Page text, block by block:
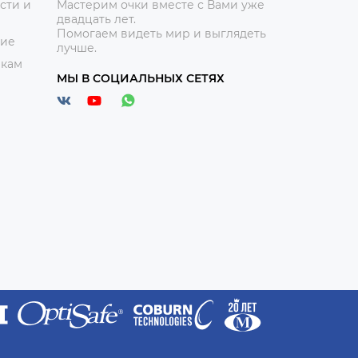
и
Мастерим очки вместе с Вами уже
двадцать лет.
Помогаем видеть мир и выглядеть
лучше.
МЫ В СОЦИАЛЬНЫХ СЕТЯХ